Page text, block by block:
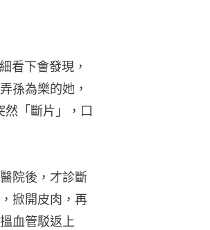
看下會發現，
孫為樂的她，
「斷片」，口
院後，才診斷
掀開皮肉，再
血管駁返上